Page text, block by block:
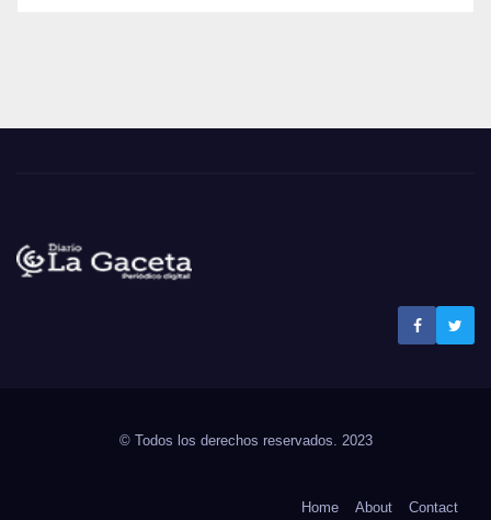
© Todos los derechos reservados. 2023
Home About Contact